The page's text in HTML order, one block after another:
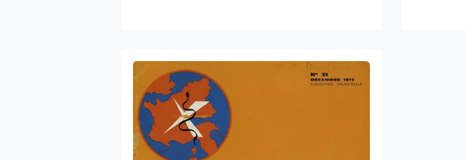
2007
2006
2005
2004